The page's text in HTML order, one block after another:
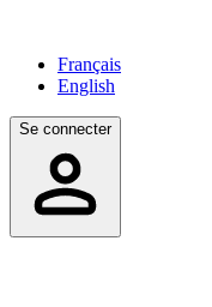
Français
English
Se connecter